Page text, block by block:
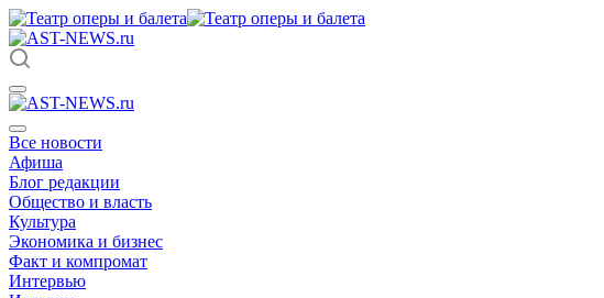
Все новости
Афиша
Блог редакции
Общество и власть
Культура
Экономика и бизнес
Факт и компромат
Интервью